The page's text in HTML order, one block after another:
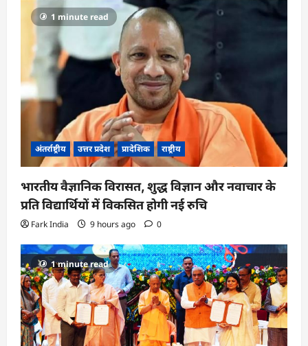
1 minute read
अंतर्राष्ट्रीय उत्तर प्रदेश प्रादेशिक राष्ट्रीय
भारतीय वैज्ञानिक विरासत, शुद्ध विज्ञान और नवाचार के
प्रति विद्यार्थियों में विकसित होगी नई रुचि
Fark India 9 hours ago 0
1 minute read